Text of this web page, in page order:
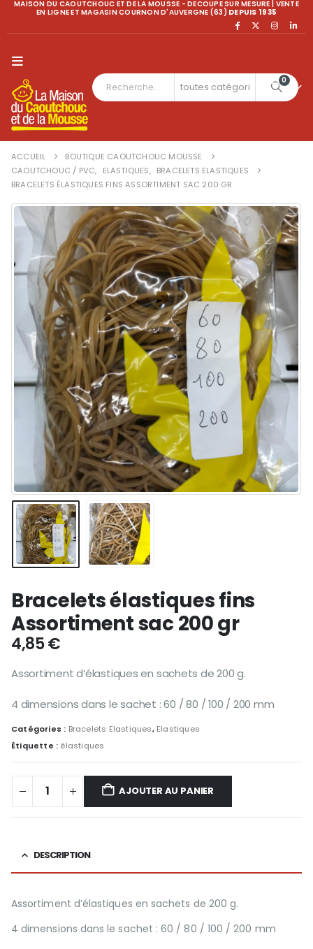
MAISON DU CAOUTCHOUC ET DE LA MOUSSE - DECOUPE SUR MESURE | VENTE
EN LIGNE ET MAGASIN COURNON D'AUVERGNE (63) DEPUIS 1935
0
ACCUEIL
BOUTIQUE CAOUTCHOUC MOUSSE
CAOUTCHOUC / PVC, ELASTIQUES, BRACELETS ELASTIQUES
BRACELETS ÉLASTIQUES FINS ASSORTIMENT SAC 200 GR
Bracelets élastiques fins
Assortiment sac 200 gr
4,85€
Assortiment d’élastiques en sachets de 200 g.
4 dimensions dans le sachet : 60 / 80 / 100 / 200 mm
Catégories : Bracelets Elastiques, Elastiques
Étiquette : élastiques
AJOUTER AU PANIER
DESCRIPTION
Assortiment d’élastiques en sachets de 200 g.
4 dimensions dans le sachet : 60 / 80 / 100 / 200 mm